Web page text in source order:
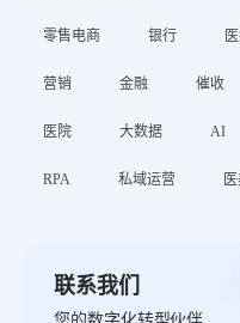
零售电商 银行
营销 金融 催收
医院 大数据 AI
RPA 私域运营
联系我们